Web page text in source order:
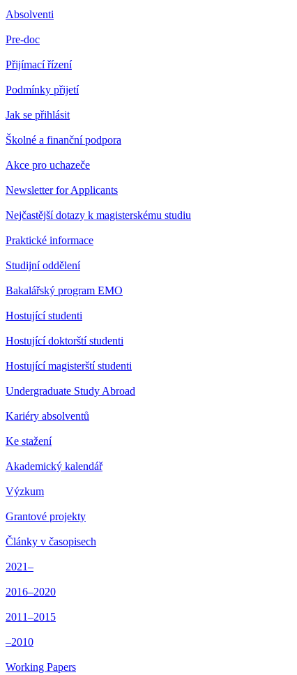
Absolventi
Pre-doc
Přijímací řízení
Podmínky přijetí
Jak se přihlásit
Školné a finanční podpora
Akce pro uchazeče
Newsletter for Applicants
Nejčastější dotazy k magisterskému studiu
Praktické informace
Studijní oddělení
Bakalářský program EMO
Hostující studenti
Hostující doktorští studenti
Hostující magisterští studenti
Undergraduate Study Abroad
Kariéry absolventů
Ke stažení
Akademický kalendář
Výzkum
Grantové projekty
Články v časopisech
2021–
2016–2020
2011–2015
–2010
Working Papers